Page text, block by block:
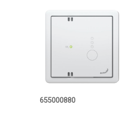
655000880